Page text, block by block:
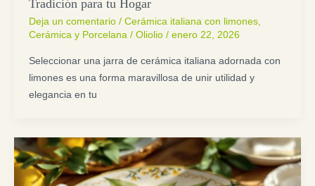
Tradición para tu Hogar
Deja un comentario / Cerámica italiana con limones,
Cerámica y Porcelana/ Oliolio / enero 22, 2026
Seleccionar una jarra de cerámica italiana adornada con
limones es una forma maravillosa de unir utilidad y
elegancia en tu